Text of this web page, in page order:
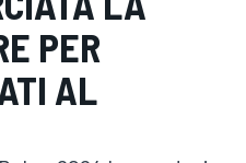
PER
AL